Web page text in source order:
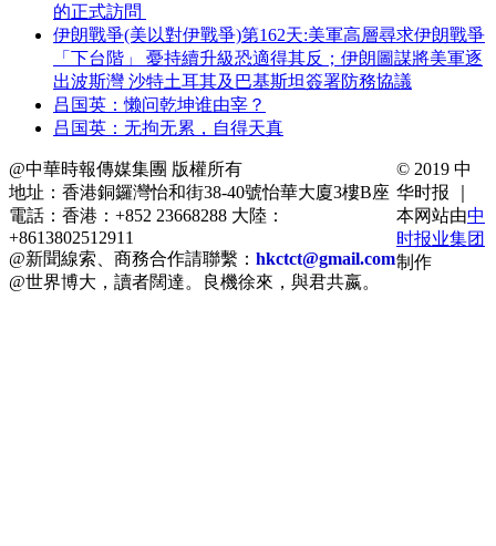
的正式訪問
伊朗戰爭(美以對伊戰爭)第162天:美軍高層尋求伊朗戰爭
「下台階」 憂持續升級恐適得其反；伊朗圖謀將美軍逐
出波斯灣 沙特土耳其及巴基斯坦簽署防務協議
吕国英：懒问乾坤谁由宰？
吕国英：无拘无累，自得天真
@中華時報傳媒集團 版權所有
地址：香港銅鑼灣怡和街38-40號怡華大廈3樓B座
電話：香港：+852 23668288 大陸：
+8613802512911
@新聞線索、商務合作請聯繫： hkctct@gmail.com
@世界博大，讀者闊達。良機徐來，與君共嬴。
© 2019 中
华时报 ｜
本网站由中
时报业集团
制作